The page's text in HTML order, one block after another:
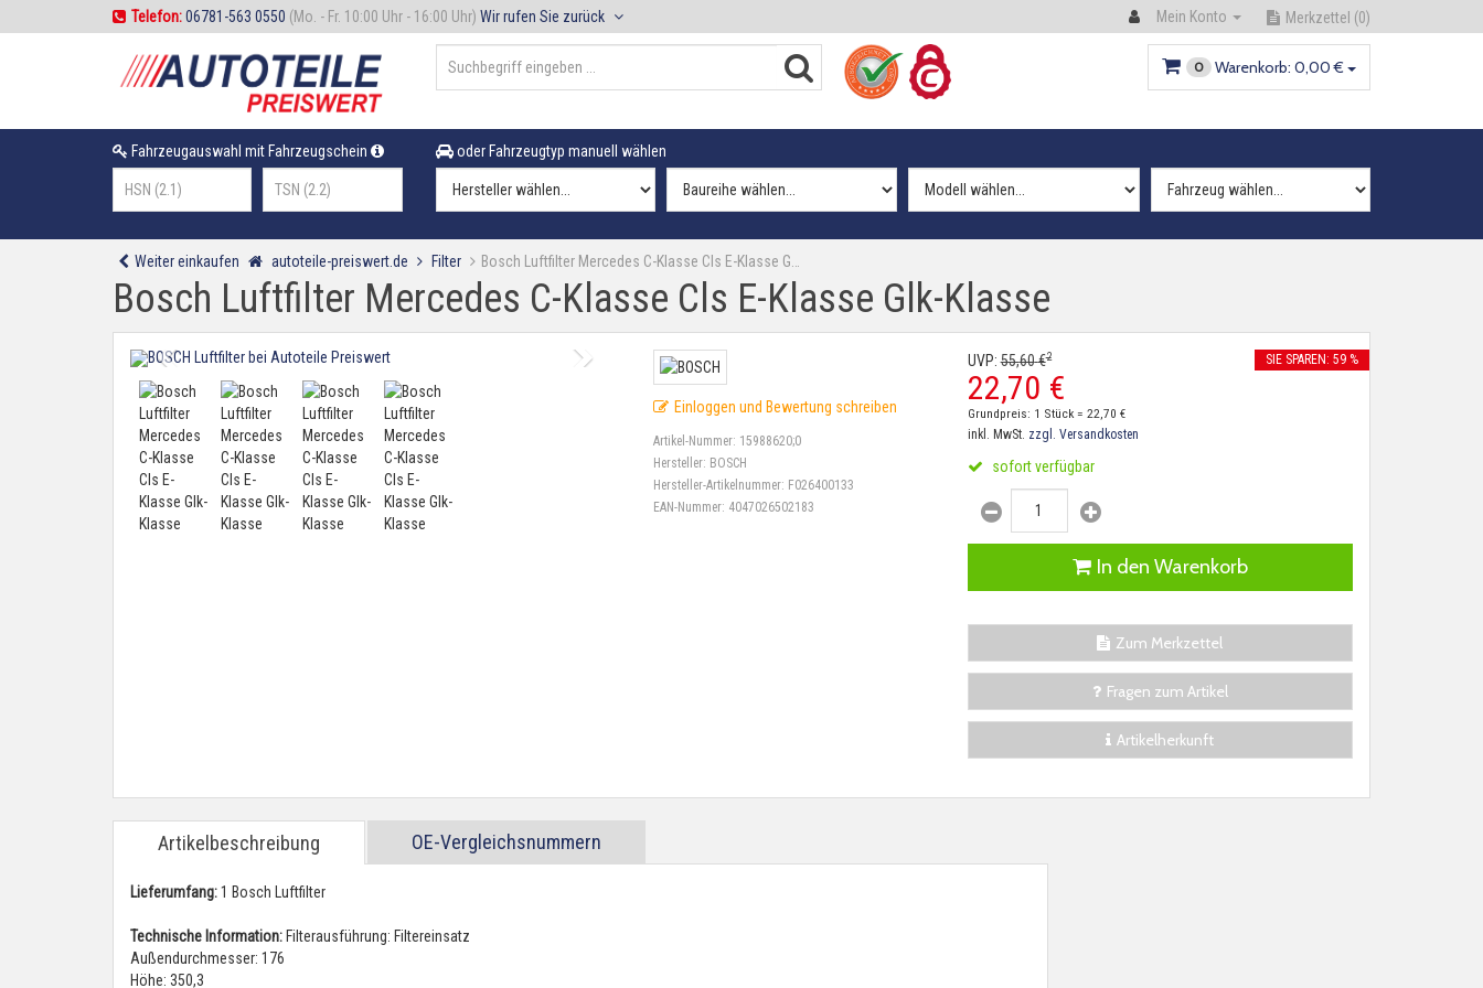
Telefon:06781-563 0550 (Mo. - Fr. 10:00 Uhr - 16:00 Uhr) Wir rufen Sie zurück Mein Konto Merkzettel (0)
0 Warenkorb: 0,00 €
Fahrzeugauswahl mit Fahrzeugschein oder Fahrzeugtyp manuell wählen
Weiter einkaufen autoteile-preiswert.de Filter Bosch Luftfilter Mercedes C-Klasse Cls E-Klasse G…
Bosch Luftfilter Mercedes C-Klasse Cls E-Klasse Glk-Klasse
Einloggen und Bewertung schreiben
Artikel-Nummer: 15988620;0
Hersteller: BOSCH
Hersteller-Artikelnummer: F026400133
EAN-Nummer: 4047026502183
UVP:55,60€2
22,70 €
SIE SPAREN: 59 %
Grundpreis: 1 Stück = 22,70 €
inkl. MwSt. zzgl. Versandkosten
sofort verfügbar
In den Warenkorb
Zum Merkzettel
Fragen zum Artikel
Artikelherkunft
Artikelbeschreibung OE-Vergleichsnummern
Lieferumfang:1 Bosch Luftfilter
Technische Information: Filterausführung: Filtereinsatz
Außendurchmesser: 176
Höhe: 350,3